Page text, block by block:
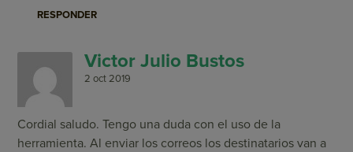
RESPONDER
Victor Julio Bustos
2 oct 2019
Cordial saludo. Tengo una duda con el uso de la
herramienta. Al enviar los correos los destinatarios van a